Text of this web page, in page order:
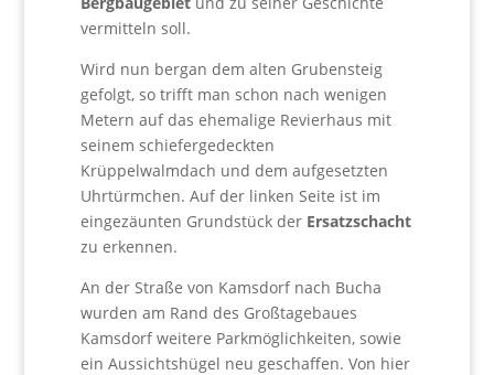
vermitteln soll.
Wird nun bergan dem alten Grubensteig
gefolgt, so trifft man schon nach wenigen
Metern auf das ehemalige Revierhaus mit
seinem schiefergedeckten
Krüppelwalmdach und dem aufgesetzten
Uhrtürmchen. Auf der linken Seite ist im
eingezäunten Grundstück der Ersatzschacht
zu erkennen.
An der Straße von Kamsdorf nach Bucha
wurden am Rand des Großtagebaues
Kamsdorf weitere Parkmöglichkeiten, sowie
ein Aussichtshügel neu geschaffen. Von hier